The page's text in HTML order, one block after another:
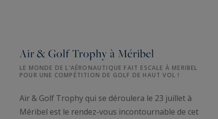
Air & Golf Trophy à Méribel
LE MONDE DE L’AÉRONAUTIQUE FAIT ESCALE À MERIBEL
POUR UNE COMPÉTITION DE GOLF DE HAUT VOL !
Air & Golf Trophy qui se déroulera le 23 juillet à
Méribel est le rendez-vous incontournable de cet